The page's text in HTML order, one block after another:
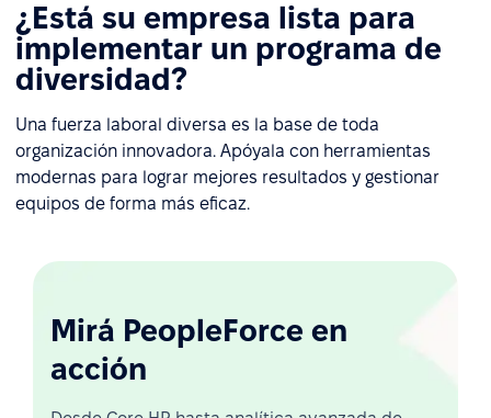
¿Está su empresa lista para
implementar un programa de
diversidad?
Una fuerza laboral diversa es la base de toda
organización innovadora. Apóyala con herramientas
modernas para lograr mejores resultados y gestionar
equipos de forma más eficaz.
Mirá PeopleForce en
acción